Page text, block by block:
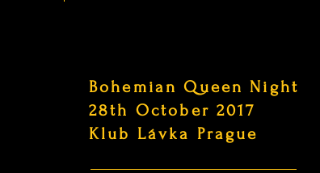
Bohemian Queen Night
28th October 2017
Klub Lávka Prague